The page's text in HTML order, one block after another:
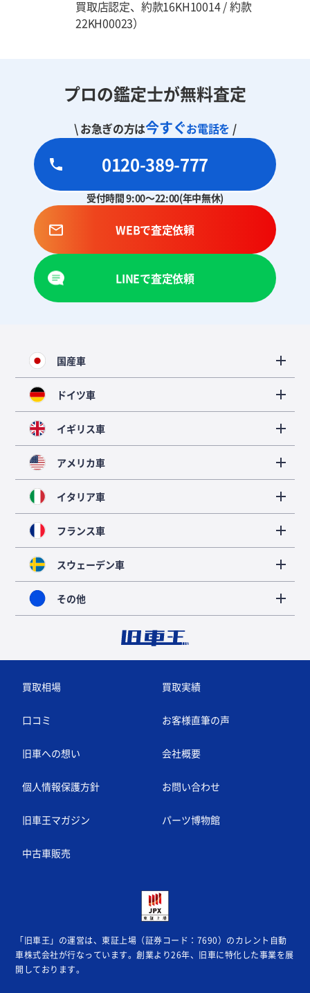
買取店認定、約款16KH10014 / 約款
22KH00023）
プロの鑑定士が無料査定
\ お急ぎの方は今すぐお電話を /
0120-389-777
受付時間 9:00～22:00(年中無休)
WEBで査定依頼
LINEで査定依頼
国産車
ドイツ車
イギリス車
アメリカ車
イタリア車
フランス車
スウェーデン車
その他
買取相場 買取実績
口コミ お客様直筆の声
旧車への想い 会社概要
個人情報保護方針 お問い合わせ
旧車王マガジン パーツ博物館
中古車販売
「旧車王」の運営は、東証上場（証券コード：7690）のカレント自動
車株式会社が行なっています。創業より26年、旧車に特化した事業を展
開しております。